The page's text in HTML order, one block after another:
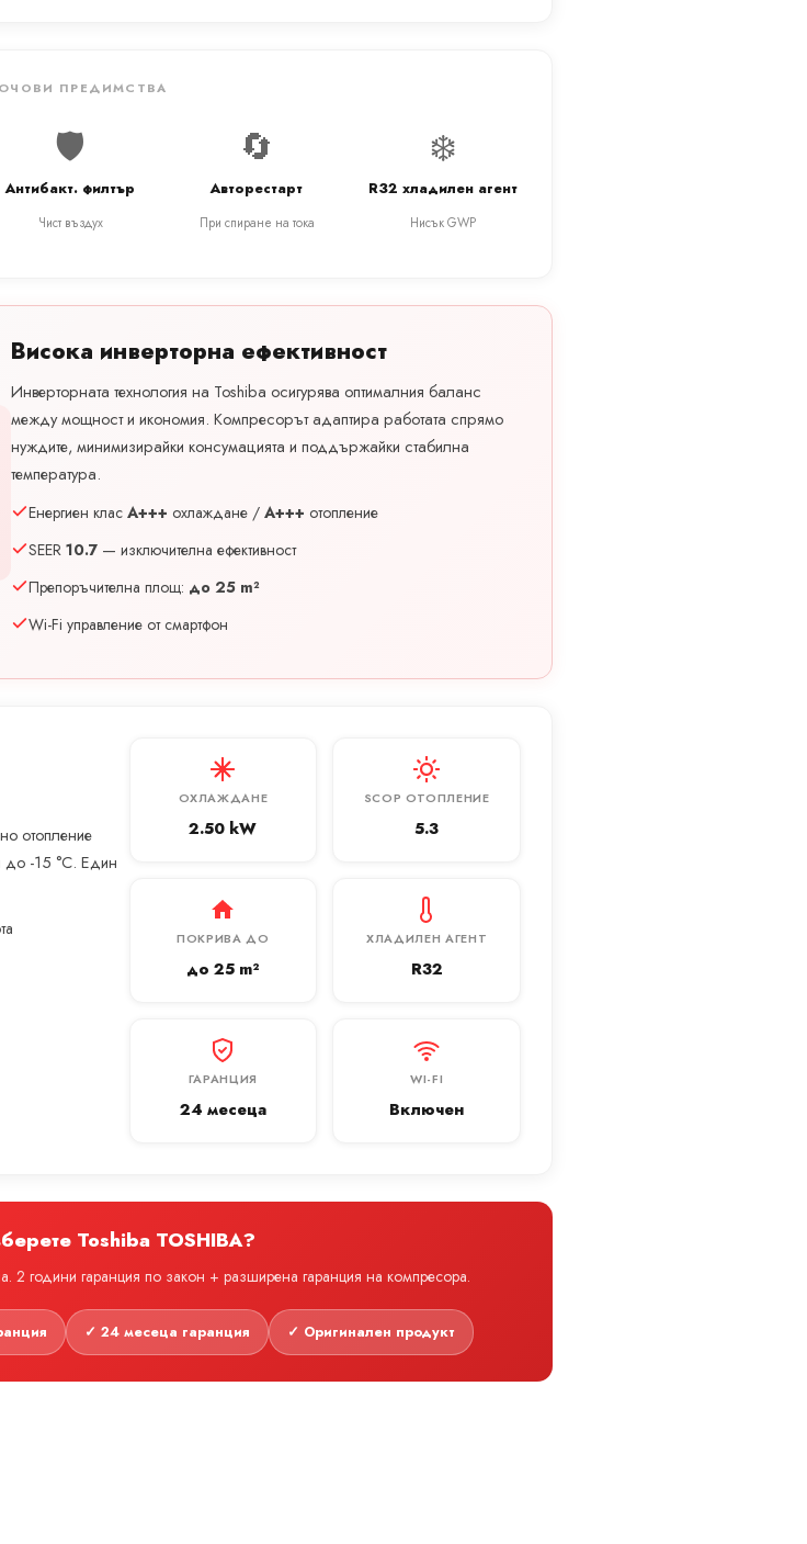
ПРЕДИМСТВА
🛡️
Антибакт. филтър
Чист въздух
🔄
Авторестарт
При спиране на тока
❄️
R32 хладилен агент
Нисък GWP
Висока инверторна ефективност
Инверторната технология на Toshiba осигурява оптималния баланс
между мощност и икономия. Компресорът адаптира работата спрямо
нуждите, минимизирайки консумацията и поддържайки стабилна
температура.
Енергиен класA+++ охлаждане /A+++ отопление
SEER10.7 — изключителна ефективност
Препоръчителна площ: до 25 m²
Wi-Fi управление от смартфон
отопление
до -15 °C. Един
ОХЛАЖДАНЕ
2.50 kW
SCOP ОТОПЛЕНИЕ
5.3
ПОКРИВА ДО
до 25 m²
ХЛАДИЛЕН АГЕНТ
R32
ГАРАНЦИЯ
24 месеца
WI-FI
Включен
Toshiba TOSHIBA?
2 години гаранция по закон + разширена гаранция на компресора.
✓ 24 месеца гаранция ✓ Оригинален продукт